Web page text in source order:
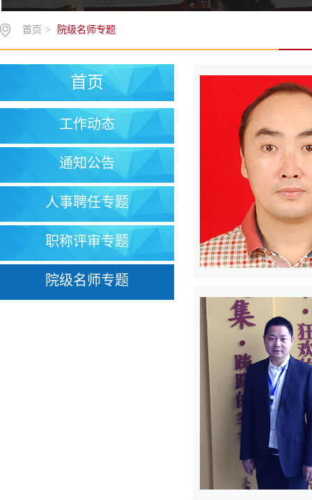
首页 > 院级名师专题
首页
工作动态
通知公告
人事聘任专题
职称评审专题
院级名师专题